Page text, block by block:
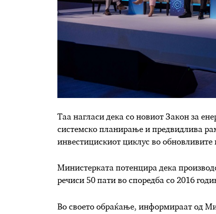
Таа нагласи дека со новиот Закон за
системско планирање и предвидлива
инвестицискиот циклус во обновливите
Министерката потенцира дека
речиси 50 пати во споредба со 2016
Во своето обраќање, информираат од